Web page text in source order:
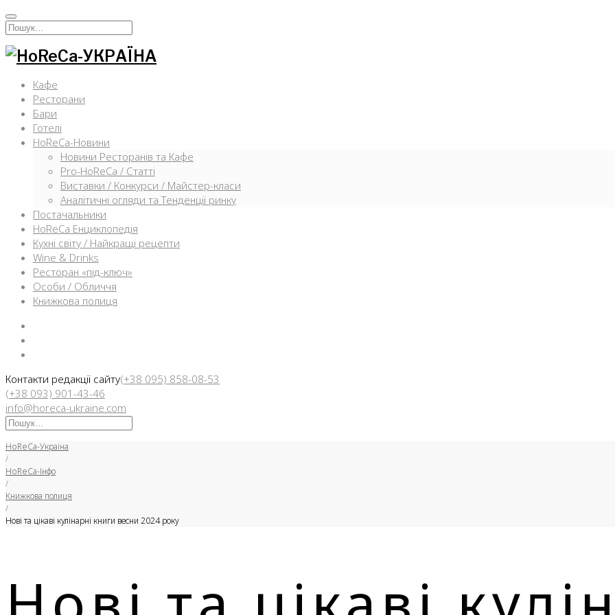
Перейти
кИскать:
Кафе
Ресторани
Бари
Готелі
HoReCa-Новини
Новини Ресторанів та Кафе
Pro-HoReCa / Статті
Виставки / Конкурси / Майстер-класи
Аналітичні огляди та Тенденції ринку
Постачальники
HoReCa Енциклопедія
Кухні світу / Найкращі рецепти
Wine & Drinks
Ресторан «під-ключ»
Особи / Обличчя
Книжкова полиця
Контакти редакції сайту(+38 095) 858-08-53
(+38 093) 901-43-46
info@horeca-ukraine.com
Искать:
HoReCa-Україна
/
HoReCa-Інфо
/
Книжкова полиця
/
Нові та цікаві кулінарні книги весни 2024 року